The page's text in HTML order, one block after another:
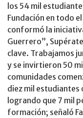
los 54 mil
Fundación en todo
conformó la
Guerrero”,
clave. Trabajamos
y se invirtieron 50
comunidades
diez mil
logrando que 7 mil
formación; señaló